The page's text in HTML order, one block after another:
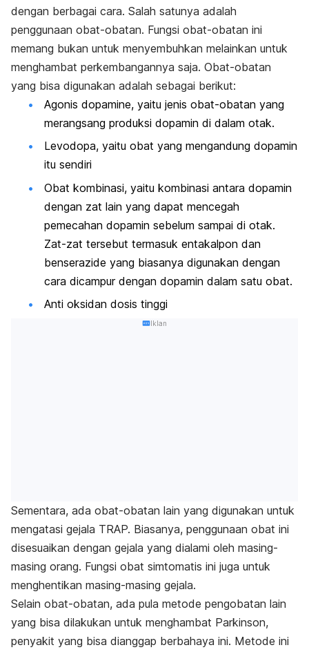
dengan berbagai cara. Salah satunya adalah
penggunaan obat-obatan. Fungsi obat-obatan ini
memang bukan untuk menyembuhkan melainkan untuk
menghambat perkembangannya saja. Obat-obatan
yang bisa digunakan adalah sebagai berikut:
Agonis dopamine, yaitu jenis obat-obatan yang
merangsang produksi dopamin di dalam otak.
Levodopa, yaitu obat yang mengandung dopamin
itu sendiri
Obat kombinasi, yaitu kombinasi antara dopamin
dengan zat lain yang dapat mencegah
pemecahan dopamin sebelum sampai di otak.
Zat-zat tersebut termasuk entakalpon dan
benserazide yang biasanya digunakan dengan
cara dicampur dengan dopamin dalam satu obat.
Anti oksidan dosis tinggi
Iklan
Sementara, ada obat-obatan lain yang digunakan untuk
mengatasi gejala TRAP. Biasanya, penggunaan obat ini
disesuaikan dengan gejala yang dialami oleh masing-
masing orang. Fungsi obat simtomatis ini juga untuk
menghentikan masing-masing gejala.
Selain obat-obatan, ada pula metode pengobatan lain
yang bisa dilakukan untuk menghambat Parkinson,
penyakit yang bisa dianggap berbahaya ini. Metode ini